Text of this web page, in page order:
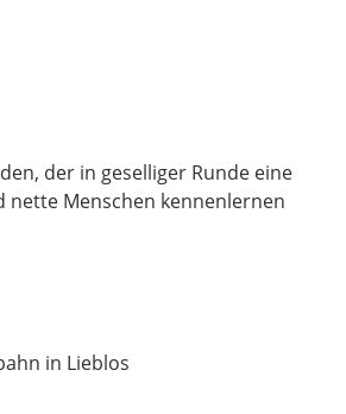
der in geselliger Runde eine
nette Menschen kennenlernen
in Lieblos